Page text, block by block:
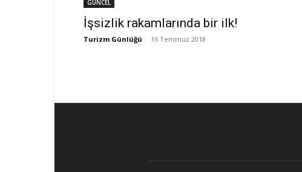
GÜNCEL
İşsizlik rakamlarında bir ilk!
Turizm Günlüğü - 16 Temmuz 2018